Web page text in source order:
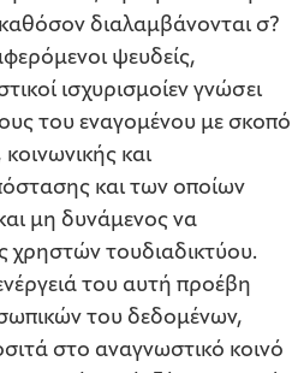
διαλαμβάνονται σ?
ψευδείς,
ισχυρισμοίεν γνώσει
του εναγομένου με σκοπό
και
και των οποίων
μη δυνάμενος να
χρηστών τουδιαδικτύου.
του αυτή προέβη
του δεδομένων,
στο αναγνωστικό κοινό